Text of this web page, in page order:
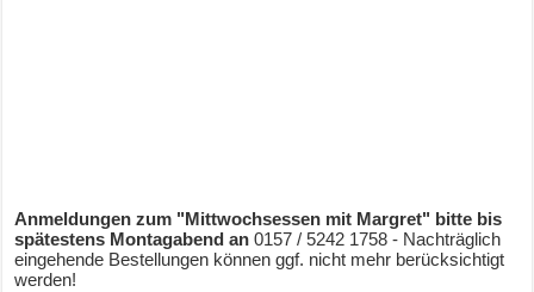
Anmeldungen zum "Mittwochsessen mit Margret" bitte bis
spätestens Montagabend an0157 / 5242 1758 - Nachträglich
eingehende Bestellungen können ggf. nicht mehr berücksichtigt
werden!